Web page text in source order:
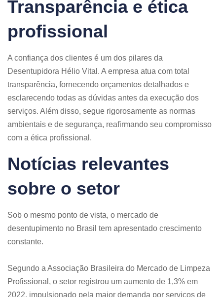
Transparência e ética
profissional
A confiança dos clientes é um dos pilares da
Desentupidora Hélio Vital. A empresa atua com total
transparência, fornecendo orçamentos detalhados e
esclarecendo todas as dúvidas antes da execução dos
serviços. Além disso, segue rigorosamente as normas
ambientais e de segurança, reafirmando seu compromisso
com a ética profissional.​
Notícias relevantes
sobre o setor
Sob o mesmo ponto de vista, o mercado de
desentupimento no Brasil tem apresentado crescimento
constante.
Segundo a Associação Brasileira do Mercado de Limpeza
Profissional, o setor registrou um aumento de 1,3% em
2022, impulsionado pela maior demanda por serviços de